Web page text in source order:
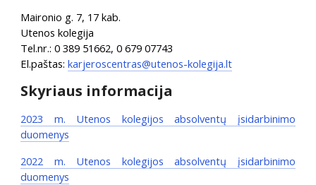
Maironio g. 7, 17 kab.
Utenos kolegija
Tel.nr.: 0 389 51662, 0 679 07743
El.paštas:karjeroscentras@utenos-kolegija.lt
Skyriaus informacija
2023 m. Utenos kolegijos absolventų įsidarbinimo
duomenys
2022 m. Utenos kolegijos absolventų įsidarbinimo
duomenys